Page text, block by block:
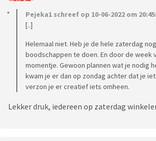
Pejeka1 schreef op 10-06-2022 om 20:45:
[..]
Helemaal niet. Heb je de hele zaterdag
boodschappen te doen. En door de week
momentje. Gewoon plannen wat je nodig
kwam je er dan op zondag achter dat je
verzon je er creatief iets omheen.
Lekker druk, iedereen op zaterdag